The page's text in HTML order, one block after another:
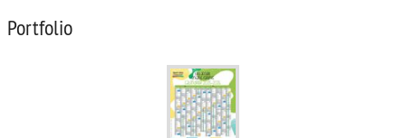
Portfolio